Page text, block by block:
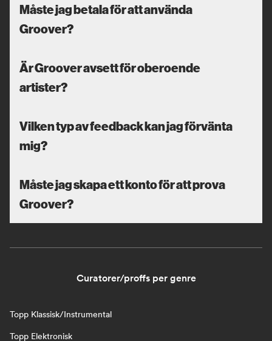
Måste jag betala för att använda
Groover?
Är Groover avsett för oberoende
artister?
Vilken typ av feedback kan jag förvänta
mig?
Måste jag skapa ett konto för att prova
Groover?
Curatorer/proffs per genre
Topp Klassisk/Instrumental
Topp Elektronisk